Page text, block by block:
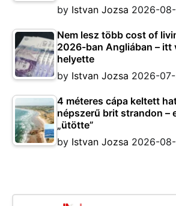
by Istvan Jozsa 2026-
Nem lesz több cost of
2026-ban Angliában – itt
helyette
by Istvan Jozsa 2026-07-
4 méteres cápa keltett
népszerű brit strandon –
„ütötte”
by Istvan Jozsa 2026-